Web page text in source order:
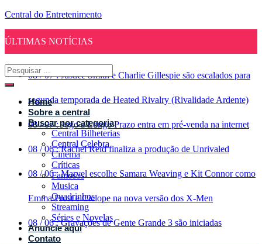
Central do Entretenimento
ÚLTIMAS NOTÍCIAS
08 / 07 : Justice Smith e Charlie Gillespie são escalados para
segunda temporada de Heated Rivalry (Rivalidade Ardente)
08 / 07 : Jogo a Longo Prazo entra em pré-venda na internet
08 / 06 : Rachel Reid finaliza a produção de Unrivaled
08 / 06 : Marvel escolhe Samara Weaving e Kit Connor como
Emma Frost e Ciclope na nova versão dos X-Men
08 / 06 : Gravações de Gente Grande 3 são iniciadas
Home
Sobre a central
Buscar por categoria
Central Bilheterias
Central Celebra
Cinema
Críticas
Famosos
Musica
Quadrinhos
Streaming
Séries e Novelas
Anuncie aqui
Contato